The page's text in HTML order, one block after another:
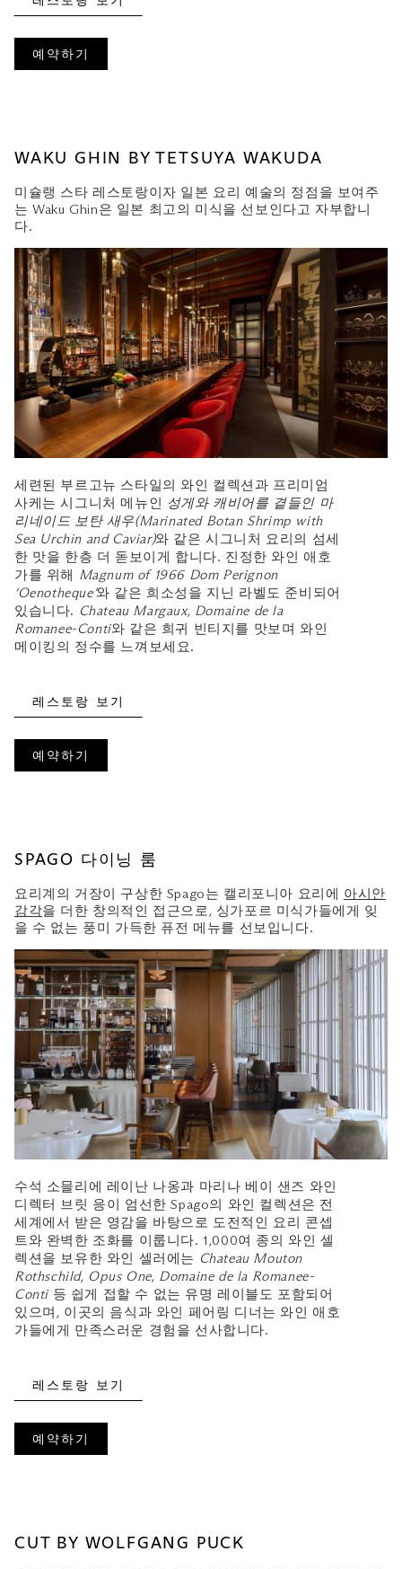
예약하기
WAKU GHIN BY TETSUYA WAKUDA
미슐랭 스타 레스토랑이자 일본 요리 예술의 정점을 보여주
는 Waku Ghin은 일본 최고의 미식을 선보인다고 자부합니
다.
세련된 부르고뉴 스타일의 와인 컬렉션과 프리미엄
사케는 시그니처 메뉴인
성게와 캐비어를 곁들인 마
리네이드 보탄 새우(Marinated Botan Shrimp with
Sea Urchin and Caviar)와 같은 시그니처 요리의 섬세
한 맛을 한층 더 돋보이게 합니다. 진정한 와인 애호
가를 위해
Magnum of 1966 Dom Perignon
‘Oenotheque’와 같은 희소성을 지닌 라벨도 준비되어
있습니다. Chateau Margaux, Domaine de la
Romanee-Conti와 같은 희귀 빈티지를 맛보며 와인
메이킹의 정수를 느껴보세요.
레스토랑 보기
예약하기
SPAGO 다이닝 룸
요리계의 거장이 구상한 Spago는 캘리포니아 요리에 아시안
감각을 더한 창의적인 접근으로, 싱가포르 미식가들에게 잊
을 수 없는 풍미 가득한 퓨전 메뉴를 선보입니다.
수석 소믈리에 레이난 나옹과 마리나 베이 샌즈 와인
디렉터 브릿 응이 엄선한 Spago의 와인 컬렉션은 전
세계에서 받은 영감을 바탕으로 도전적인 요리 콘셉
트와 완벽한 조화를 이룹니다. 1,000여 종의 와인 셀
렉션을 보유한 와인 셀러에는 Chateau Mouton
Rothschild, Opus One, Domaine de la Romanee-
Conti 등 쉽게 접할 수 없는 유명 레이블도 포함되어
있으며, 이곳의 음식과 와인 페어링 디너는 와인 애호
가들에게 만족스러운 경험을 선사합니다.
레스토랑 보기
예약하기
CUT BY WOLFGANG PUCK